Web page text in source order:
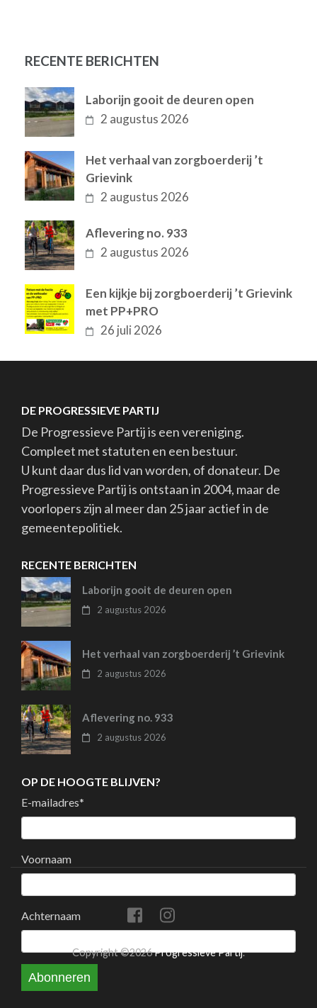
RECENTE BERICHTEN
Laborijn gooit de deuren open
2 augustus 2026
Het verhaal van zorgboerderij ’t
Grievink
2 augustus 2026
Aflevering no. 933
2 augustus 2026
Een kijkje bij zorgboerderij ’t Grievink
met PP+PRO
26 juli 2026
DE PROGRESSIEVE PARTIJ
De Progressieve Partij is een vereniging.
Compleet met statuten en een bestuur.
U kunt daar dus lid van worden, of donateur. De
Progressieve Partij is ontstaan in 2004, maar de
voorlopers zijn al meer dan 25 jaar actief in de
gemeentepolitiek.
RECENTE BERICHTEN
Laborijn gooit de deuren open
2 augustus 2026
Het verhaal van zorgboerderij ’t Grievink
2 augustus 2026
Aflevering no. 933
2 augustus 2026
OP DE HOOGTE BLIJVEN?
E-mailadres*
Voornaam
Achternaam
Abonneren
Copyright ©2026Progressieve Partij.